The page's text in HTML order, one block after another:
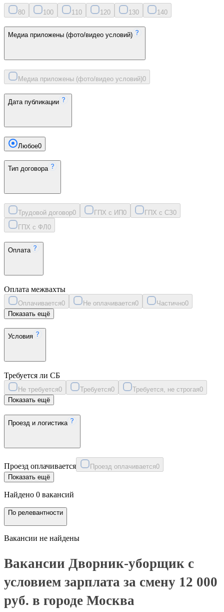
80 100 11 0 120 130 140
Медиа приложены (фото/видео условий)
Медиа приложены (фото/видео условий)0
Дата публикации
Любое0
Тип договора
Трудовой договор0 ГПХ с ИП0 ГПХ с СЗ0
ГПХ с ФЛ 0
Оплата
Оплата межвахты
Оплачивается0 Не оплачивается0 Частично0
Показать ещё
Условия
Требуется ли СБ
Не требуется0 Требуется0 Требуется, не строгая0
Показать ещё
Проезд и логистика
Проезд оплачивается Проезд оплачивается0
Показать ещё
Найдено 0 вакансий
По релевантности
Вакансии не найдены
Вакансии Дворник-уборщик с
условием зарплата за смену 12 000
руб. в городе Москва